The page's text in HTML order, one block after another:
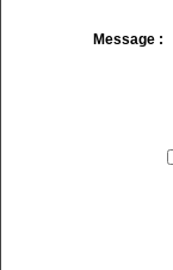
Message :